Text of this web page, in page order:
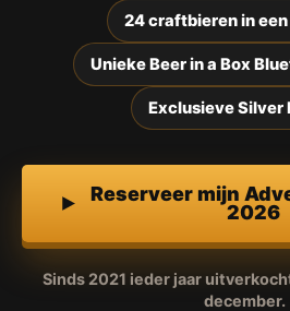
24 craftbieren in
Unieke Beer in a Box
Exclusieve Silver
Reserveer mijn
2026
Sinds 2021 ieder jaar
december.